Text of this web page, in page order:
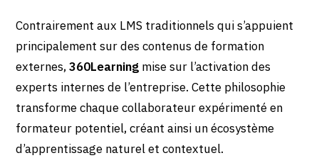
Contrairement aux LMS traditionnels qui s’appuient
principalement sur des contenus de formation
externes,360Learning mise sur l’activation des
experts internes de l’entreprise. Cette philosophie
transforme chaque collaborateur expérimenté en
formateur potentiel, créant ainsi un écosystème
d’apprentissage naturel et contextuel.